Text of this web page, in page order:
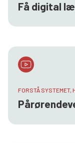
Få digital
FORSTÅ SYSTEMET,